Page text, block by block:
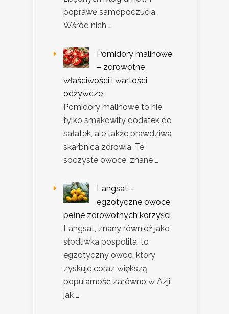
poprawę samopoczucia.
Wśród nich …
Pomidory malinowe
– zdrowotne
właściwości i wartości
odżywcze
Pomidory malinowe to nie
tylko smakowity dodatek do
sałatek, ale także prawdziwa
skarbnica zdrowia. Te
soczyste owoce, znane …
Langsat –
egzotyczne owoce
pełne zdrowotnych korzyści
Langsat, znany również jako
słodliwka pospolita, to
egzotyczny owoc, który
zyskuje coraz większą
popularność zarówno w Azji,
jak …